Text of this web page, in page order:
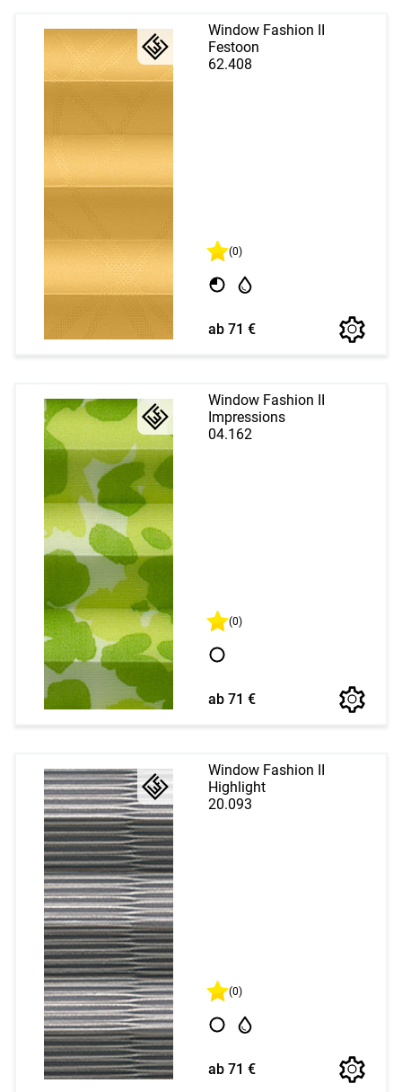
Window Fashion II
Festoon
62.408
(0)
ab 71 €
Window Fashion II
Impressions
04.162
(0)
ab 71 €
Window Fashion II
Highlight
20.093
(0)
ab 71 €